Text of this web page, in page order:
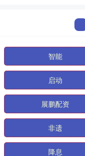
智能
启动
展鹏配资
非遗
降息